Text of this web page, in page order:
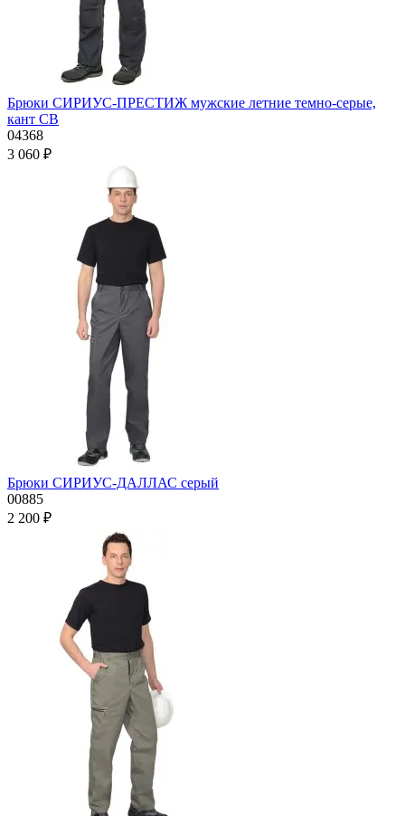
Брюки СИРИУС-ПРЕСТИЖ мужские летние темно-серые,
кант СВ
04368
3 060 ₽
Брюки СИРИУС-ДАЛЛАС серый
00885
2 200 ₽